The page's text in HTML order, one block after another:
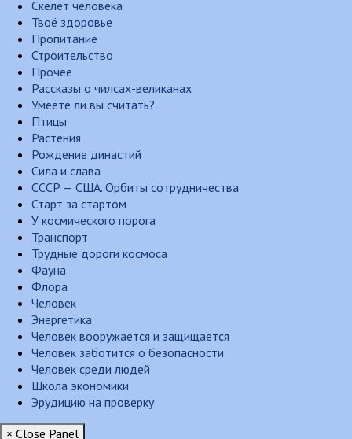
Скелет человека
Твоё здоровье
Пропитание
Строительство
Прочее
Рассказы о чилсах-великанах
Умеете ли вы считать?
Птицы
Растения
Рождение династий
Сила и слава
СССР — США. Орбиты сотрудничества
Старт за стартом
У космического порога
Транспорт
Трудные дороги космоса
Фауна
Флора
Человек
Энергетика
Человек вооружается и защищается
Человек заботится о безопасности
Человек среди людей
Школа экономики
Эрудицию на проверку
× Close Panel